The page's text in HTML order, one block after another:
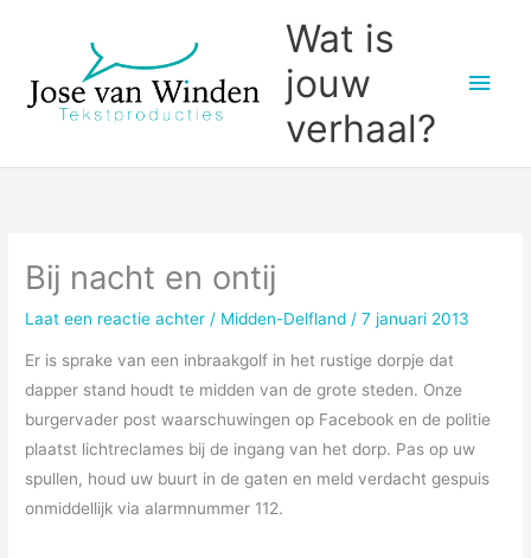
inhoud
Wat is
jouw
verhaal?
Bij nacht en ontij
Laat een reactie achter / Midden-Delfland /7 januari 2013
Er is sprake van een inbraakgolf in het rustige dorpje dat
dapper stand houdt te midden van de grote steden. Onze
burgervader post waarschuwingen op Facebook en de politie
plaatst lichtreclames bij de ingang van het dorp. Pas op uw
spullen, houd uw buurt in de gaten en meld verdacht gespuis
onmiddellijk via alarmnummer 112.